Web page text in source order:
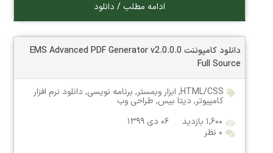
ادامه مطلب / دانلود
دانلود کامپوننت EMS Advanced PDF Generator v2.0.0.0
Full Source
HTML/CSS
, ابزار وبمستر, برنامه نویسی, دانلود نرم افزار
کامپیوتر, دیتا بیس, طراحی وب
۱,۶۰۰ بازدید
۰۶ دی ۱۳۹۹
۰ نظر